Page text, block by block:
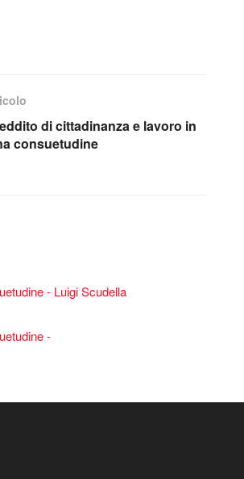
di cittadinanza e lavoro in
consuetudine
- Luigi Scudella
-